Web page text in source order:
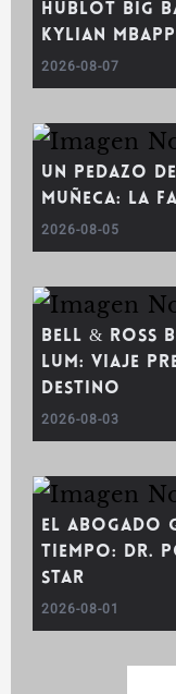
Hublot Big
Kylian
2026-08-07
Un pedazo
muñeca: la
2026-08-05
Bell & Ross
Lum: viaje
destino
2026-08-03
El abogado
tiempo: Dr.
Star
2026-08-01